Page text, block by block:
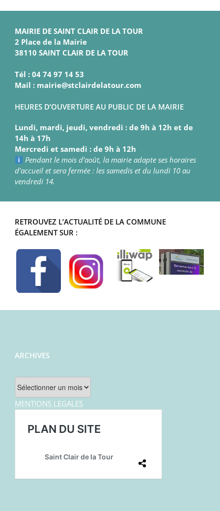
MAIRIE DE SAINT CLAIR DE LA TOUR
2 Place de la Mairie
38110 SAINT CLAIR DE LA TOUR
Tél : 04 74 97 14 53
Mail : mairie@stclairdelatour.com
HEURES D’OUVERTURE AU PUBLIC DE LA MAIRIE
Lundi, mardi, jeudi, vendredi : de 9h à 12h et de
14h à 17h
Mercredi et samedi : de 9h à 12h
Pendant le mois d’août, la mairie adapte ses horaires
d’accueil et sera fermée : les samedis et du lundi 10 au
vendredi 14.
RETROUVEZ L’ACTUALITÉ DE LA COMMUNE
ÉGALEMENT SUR :
ARCHIVES
Archives
MENTIONS LEGALES